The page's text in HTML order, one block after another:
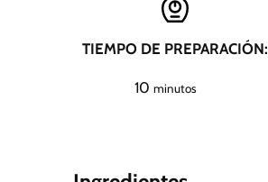
TIEMPO DE PREPARACIÓN:
10 m
minutos